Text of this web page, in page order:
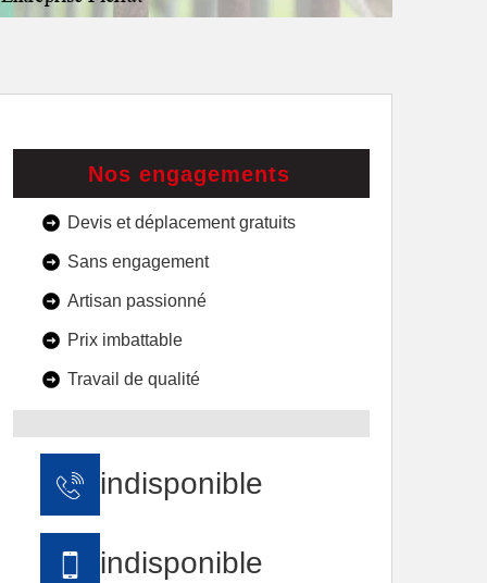
Nos engagements
Devis et déplacement gratuits
Sans engagement
Artisan passionné
Prix imbattable
Travail de qualité
indisponible
indisponible